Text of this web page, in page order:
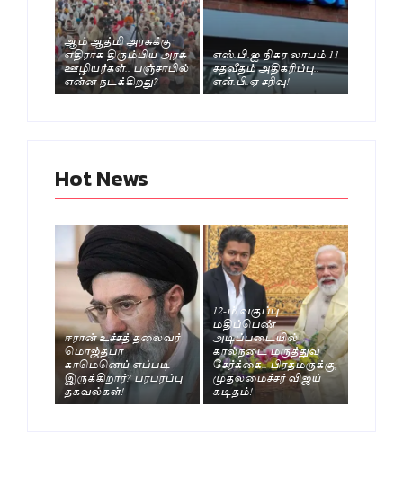
ஆம் ஆத்மி அரசுக்கு
எதிராக திரும்பிய அரசு
ஊழியர்கள்.. பஞ்சாபில்
என்ன நடக்கிறது?
எஸ்.பி.ஐ நிகர லாபம் 11
சதவீதம் அதிகரிப்பு..
என்.பி.ஏ சரிவு!
Hot News
ஈரான் உச்சத் தலைவர்
மொஜ்தபா
காமெனெய் எப்படி
இருக்கிறார்? பரபரப்பு
தகவல்கள்!
12-ம் வகுப்பு
மதிப்பெண்
அடிப்படையில்
கால்நடை மருத்துவ
சேர்க்கை.. பிரதமருக்கு,
முதலமைச்சர் விஜய்
கடிதம்!